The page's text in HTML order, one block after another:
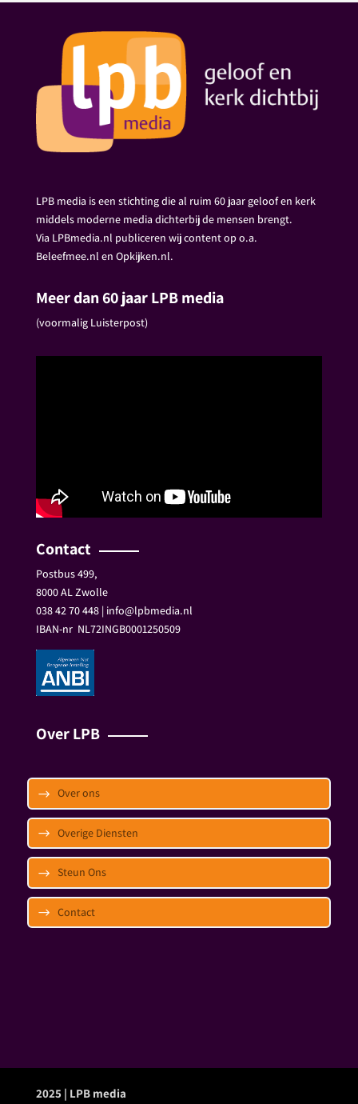
LPB media is een stichting die al ruim 60 jaar geloof en kerk
middels moderne media dichterbij de mensen brengt.
Via LPBmedia.nl publiceren wij content op o.a.
Beleefmee.nl en Opkijken.nl.
Meer dan 60 jaar LPB media
(voormalig Luisterpost)
Contact
Postbus 499,
8000 AL Zwolle
038 42 70 448 | info@lpbmedia.nl
IBAN-nr NL72INGB0001250509
Over LPB
Over ons
Overige Diensten
Steun Ons
Contact
2025 | LPB media